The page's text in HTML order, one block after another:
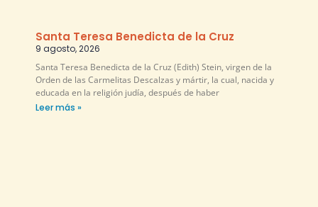
Santa Teresa Benedicta de la Cruz
9 agosto, 2026
Santa Teresa Benedicta de la Cruz (Edith) Stein, virgen de la
Orden de las Carmelitas Descalzas y mártir, la cual, nacida y
educada en la religión judía, después de haber
Leer más »